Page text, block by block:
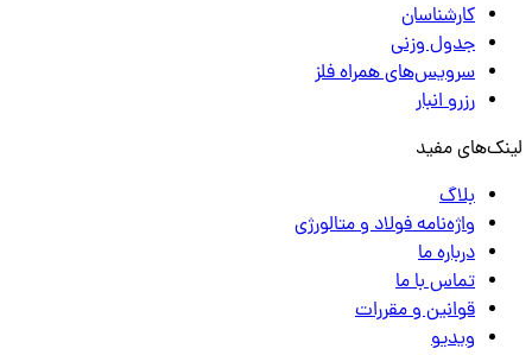
کارشناسان
جدول وزنی
سرویس‌های همراه فلز
رزرو انبار
لینک‌های مفید
بلاگ
واژه‌نامه فولاد و متالورژی
درباره ما
تماس با ما
قوانین و مقررات
ویدیو